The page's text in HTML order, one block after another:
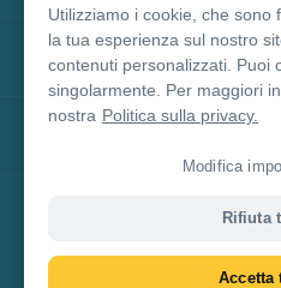
Informazioni sul sito
Utilizziamo i cookie, che sono
la tua esperienza sul nostro
contenuti personalizzati. Puoi
singolarmente. Per maggiori
nostra Politica sulla privacy.
Accetta
Rifiuta
Modifica